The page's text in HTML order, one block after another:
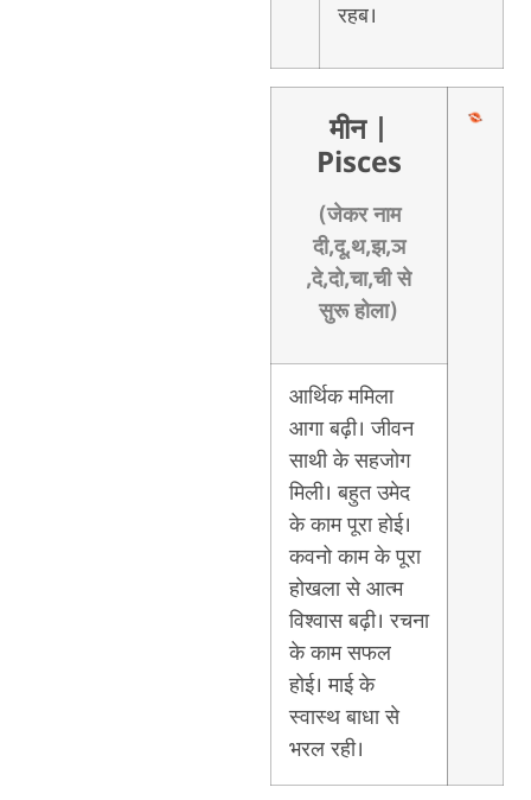
रहब।
मीन
Pisces
(जेकर नाम
दी,दू,थ,झ,ञ
,दे,दो,चा,ची से
सुरू होला)
आर्थिक ममिला
आगा बढ़ी। जीवन
साथी के सहजोग
मिली। बहुत उमेद
के काम पूरा होई।
कवनो काम के पूरा
होखला से आत्म
विश्वास बढ़ी। रचना
के काम सफल
होई। माई के
स्वास्थ बाधा से
भरल रही।